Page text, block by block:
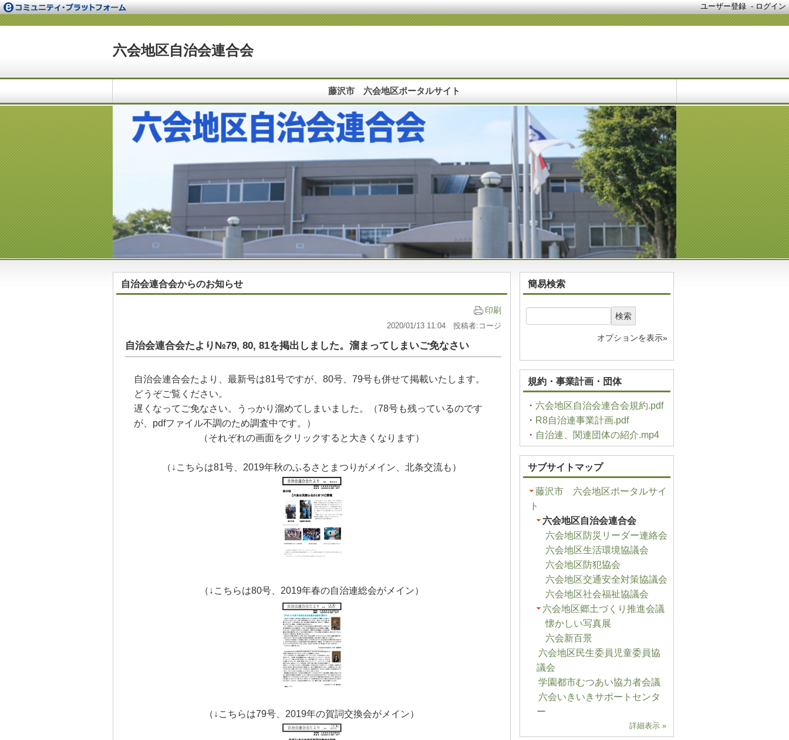
ユーザー登録 -ログイン
六会地区自治会連合会
藤沢市 六会地区ポータルサイト
自治会連合会からのお知らせ
印刷
2020/01/13 11:04 投稿者:コージ
自治会連合会たより№79, 80, 81を掲出しました。溜まってしまいご免なさい
自治会連合会たより、最新号は81号ですが、80号、79号も併せて掲載いたします。
どうぞご覧ください。
遅くなってご免なさい。うっかり溜めてしまいました。（78号も残っているのです
が、pdfファイル不調のため調査中です。）
（それぞれの画面をクリックすると大きくなります）
（↓こちらは81号、2019年秋のふるさとまつりがメイン、北条交流も）
（↓こちらは80号、2019年春の自治連総会がメイン）
（↓こちらは79号、2019年の賀詞交換会がメイン）
簡易検索
検索
オプションを表示»
規約・事業計画・団体
・ 六会地区自治会連合会規約.pdf
・ R8自治連事業計画.pdf
・ 自治連、関連団体の紹介.mp4
サブサイトマップ
藤沢市 六会地区ポータルサイ
ト
六会地区自治会連合会
六会地区防災リーダー連絡会
六会地区生活環境協議会
六会地区防犯協会
六会地区交通安全対策協議会
六会地区社会福祉協議会
六会地区郷土づくり推進会議
懐かしい写真展
六会新百景
六会地区民生委員児童委員協
議会
学園都市むつあい協力者会議
六会いきいきサポートセンタ
ー
詳細表示 »